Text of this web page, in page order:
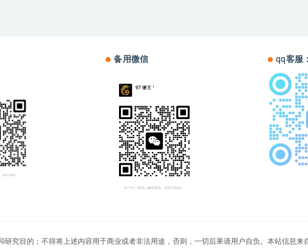
备用微信 qq客服：
究目的；不得将上述内容用于商业或者非法用途，否则，一切后果请用户自负。本站信息